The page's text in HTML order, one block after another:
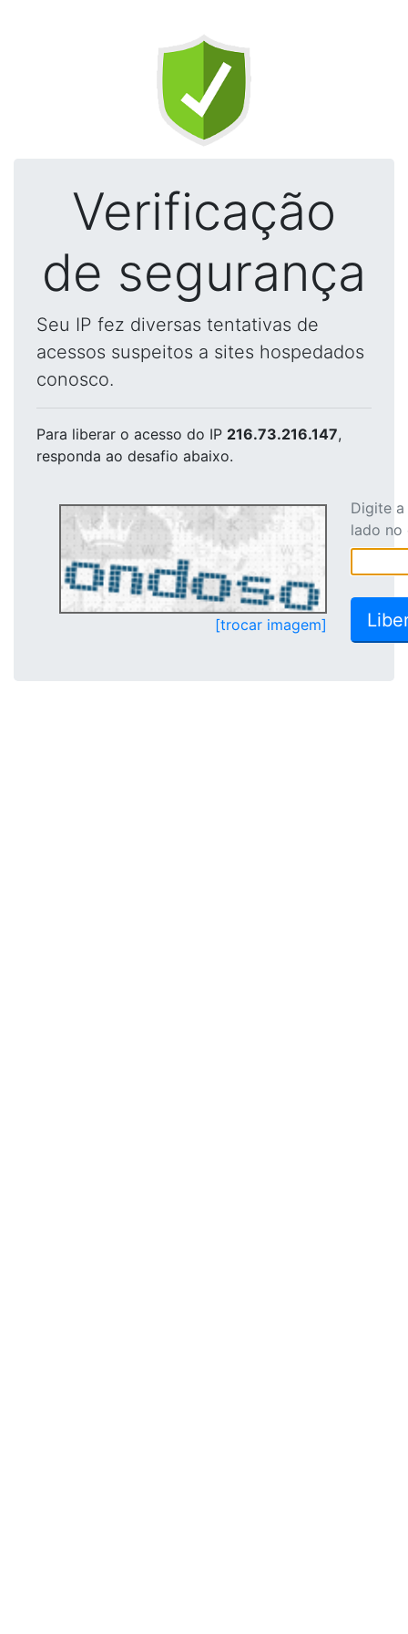
Verificação
de segurança
Seu IP fez diversas tentativas de
acessos suspeitos a sites hospedados
conosco.
Para liberar o acesso do IP 216.73.216.147,
responda ao desafio abaixo.
[trocar imagem]
Digite
lado no